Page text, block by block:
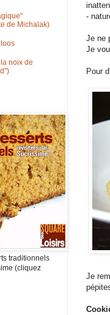
-
Je ne
Je
Pour
Je
de Michalak)
noix de
traditionnels
(cliquez